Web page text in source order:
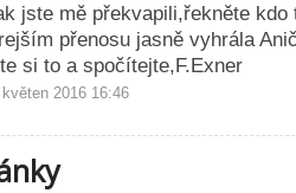
jste mě překvapili,řekněte
přenosu jasně vyhrála
si to a spočítejte,F.Exner
2016 16:46